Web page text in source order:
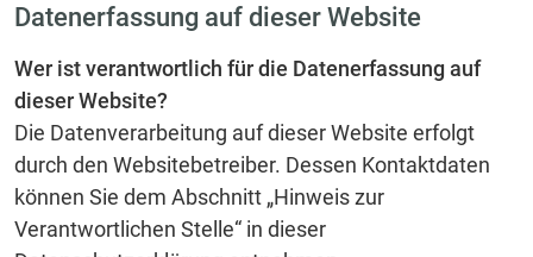
Datenerfassung auf dieser Website
Wer ist verantwortlich für die Datenerfassung auf
dieser Website?
Die Datenverarbeitung auf dieser Website erfolgt
durch den Websitebetreiber. Dessen Kontaktdaten
können Sie dem Abschnitt „Hinweis zur
Verantwortlichen Stelle“ in dieser